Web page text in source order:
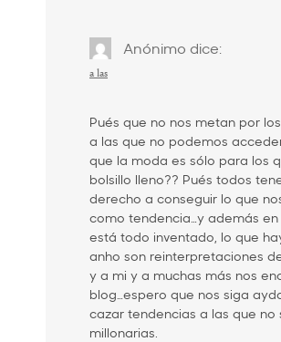
Anónimo dice:
a las
Pués que no nos metan por
a las que no podemos
que la moda es sólo para los
bolsillo lleno?? Pués todos
derecho a conseguir lo que
como tendencia…y además
está todo inventado, lo que
anho son reinterpretaciones
y a mi y a muchas más nos
blog…espero que nos siga
cazar tendencias a las que no
millonarias.